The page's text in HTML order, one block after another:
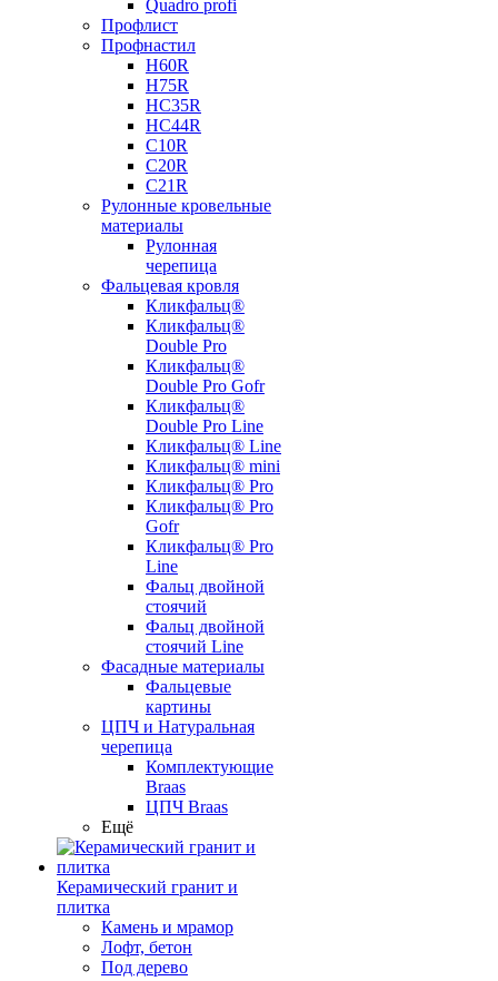
Quadro profi
Профлист
Профнастил
Н60R
Н75R
НС35R
НС44R
С10R
С20R
С21R
Рулонные кровельные
материалы
Рулонная
черепица
Фальцевая кровля
Кликфальц®
Кликфальц®
Double Pro
Кликфальц®
Double Pro Gofr
Кликфальц®
Double Pro Line
Кликфальц® Line
Кликфальц® mini
Кликфальц® Pro
Кликфальц® Pro
Gofr
Кликфальц® Pro
Line
Фальц двойной
стоячий
Фальц двойной
стоячий Line
Фасадные материалы
Фальцевые
картины
ЦПЧ и Натуральная
черепица
Комплектующие
Braas
ЦПЧ Braas
Ещё
Керамический гранит и
плитка
Камень и мрамор
Лофт, бетон
Под дерево